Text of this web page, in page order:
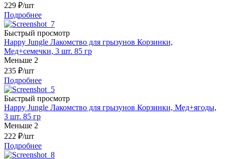
229 ₽/шт
Подробнее
Быстрый просмотр
Happy Jungle Лакомство для грызунов Корзинки,
Мед+семечки, 3 шт. 85 гр
Меньше 2
235 ₽/шт
Подробнее
Быстрый просмотр
Happy Jungle Лакомство для грызунов Корзинки, Мед+ягоды,
3 шт. 85 гр
Меньше 2
222 ₽/шт
Подробнее